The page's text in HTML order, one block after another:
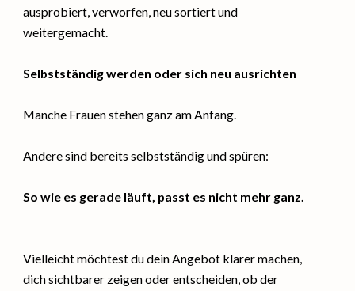
ausprobiert, verworfen, neu sortiert und
weitergemacht.
Selbstständig werden oder sich neu ausrichten
Manche Frauen stehen ganz am Anfang.
Andere sind bereits selbstständig und spüren:
So wie es gerade läuft, passt es nicht mehr ganz.
Vielleicht möchtest du dein Angebot klarer machen,
dich sichtbarer zeigen oder entscheiden, ob der